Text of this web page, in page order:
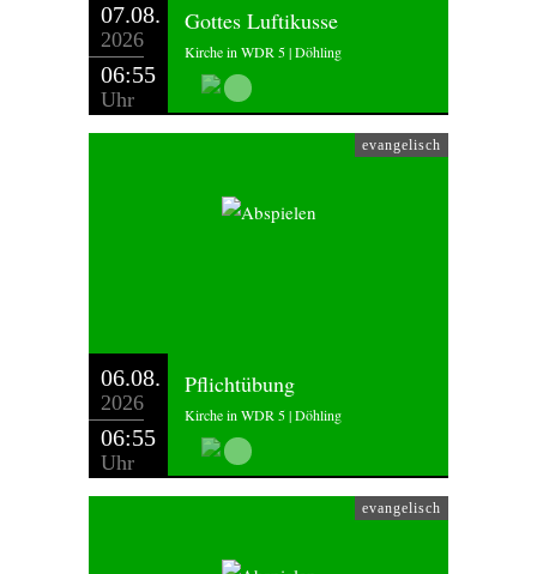
07.08.
2026
06:55
Uhr
Gottes Luftikusse
Kirche in WDR 5 | Döhling
evangelisch
06.08.
2026
06:55
Uhr
Pflichtübung
Kirche in WDR 5 | Döhling
evangelisch